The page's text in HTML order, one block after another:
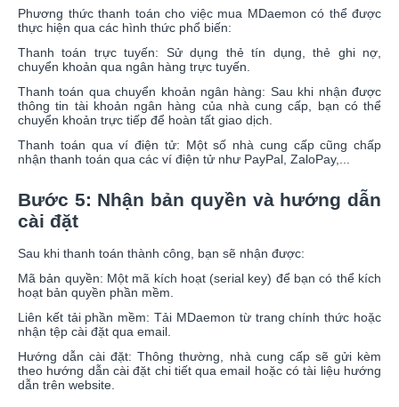
Phương thức thanh toán cho việc mua MDaemon có thể được
thực hiện qua các hình thức phổ biến:
Thanh toán trực tuyến: Sử dụng thẻ tín dụng, thẻ ghi nợ,
chuyển khoản qua ngân hàng trực tuyến.
Thanh toán qua chuyển khoản ngân hàng: Sau khi nhận được
thông tin tài khoản ngân hàng của nhà cung cấp, bạn có thể
chuyển khoản trực tiếp để hoàn tất giao dịch.
Thanh toán qua ví điện tử: Một số nhà cung cấp cũng chấp
nhận thanh toán qua các ví điện tử như PayPal, ZaloPay,...
Bước 5: Nhận bản quyền và hướng dẫn
cài đặt
Sau khi thanh toán thành công, bạn sẽ nhận được:
Mã bản quyền: Một mã kích hoạt (serial key) để bạn có thể kích
hoạt bản quyền phần mềm.
Liên kết tải phần mềm: Tải MDaemon từ trang chính thức hoặc
nhận tệp cài đặt qua email.
Hướng dẫn cài đặt: Thông thường, nhà cung cấp sẽ gửi kèm
theo hướng dẫn cài đặt chi tiết qua email hoặc có tài liệu hướng
dẫn trên website.